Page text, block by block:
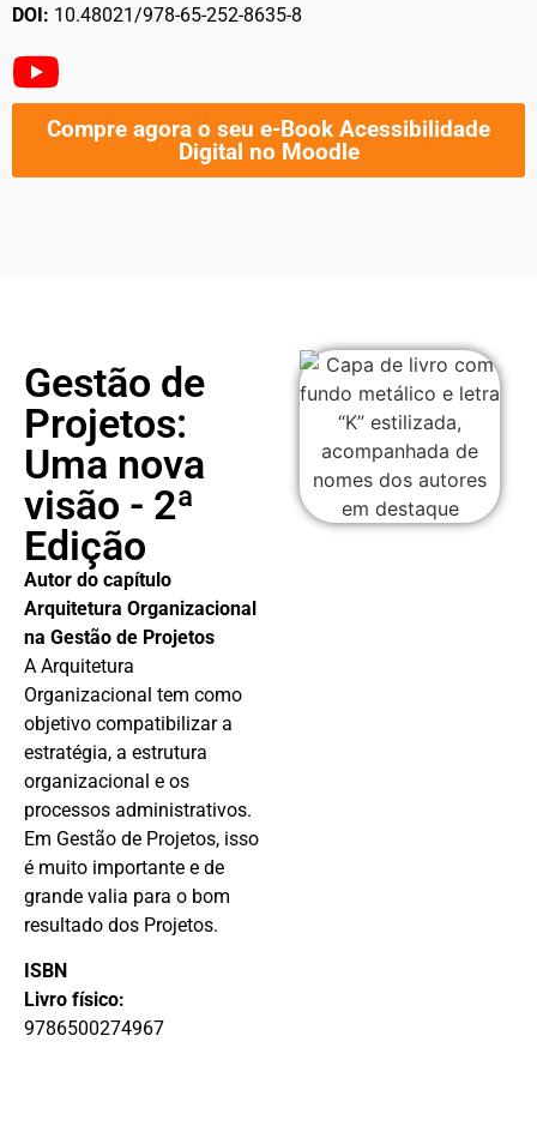
DOI: 10.48021/978-65-252-8635-8
Compre agora o seu e-Book Acessibilidade
Digital no Moodle
Gestão de
Projetos:
Uma nova
visão - 2ª
Edição
Autor do capítulo
Arquitetura Organizacional
na Gestão de Projetos
A Arquitetura
Organizacional tem como
objetivo compatibilizar a
estratégia, a estrutura
organizacional e os
processos administrativos.
Em Gestão de Projetos, isso
é muito importante e de
grande valia para o bom
resultado dos Projetos.
ISBN
Livro físico:
9786500274967